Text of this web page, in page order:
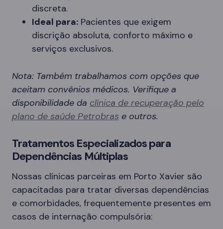
discreta.
Ideal para: Pacientes que exigem
discrição absoluta, conforto máximo e
serviços exclusivos.
Nota: Também trabalhamos com opções que
aceitam convênios médicos. Verifique a
disponibilidade da clínica de recuperação pelo
plano de saúde Petrobras e outros.
Tratamentos Especializados para
Dependências Múltiplas
Nossas clínicas parceiras em Porto Xavier são
capacitadas para tratar diversas dependências
e comorbidades, frequentemente presentes em
casos de internação compulsória: